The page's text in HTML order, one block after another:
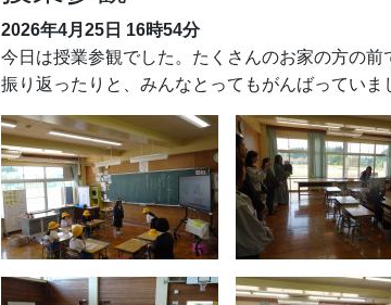
2026年4月25日 16時54分
今日は授業参観でした。たくさんのお家の方の
振り返ったりと、みんなとってもがんばっていま